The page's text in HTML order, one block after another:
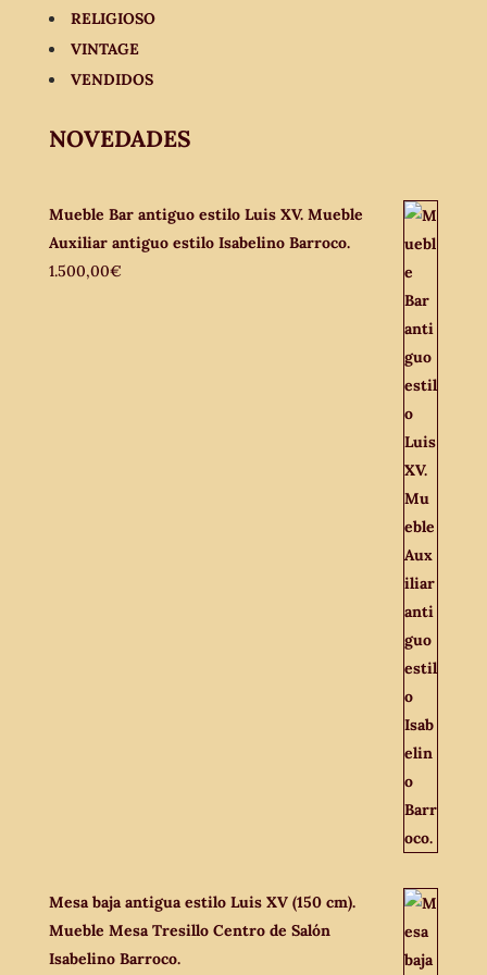
RELIGIOSO
VINTAGE
VENDIDOS
NOVEDADES
Mueble Bar antiguo estilo Luis XV. Mueble
Auxiliar antiguo estilo Isabelino Barroco.
1.500,00€
Mesa baja antigua estilo Luis XV (150 cm).
Mueble Mesa Tresillo Centro de Salón
Isabelino Barroco.